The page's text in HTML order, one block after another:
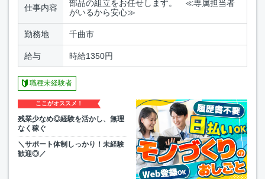
仕事内容
部品の組立をお任せします。 ≪専属担当者
がいるから安心≫
勤務地 千曲市
給与 時給1350円
職種未経験者
ここがオススメ！
残業少なめ◎経験を活かし、無理
なく稼ぐ
＼サポート体制しっかり！未経験
歓迎◎／